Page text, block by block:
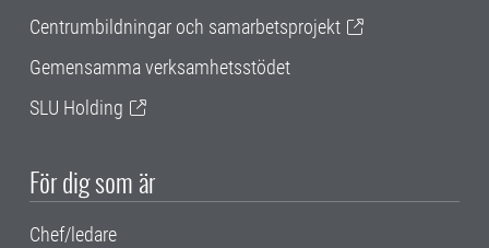
Centrumbildningar och samarbetsprojekt
Gemensamma verksamhetsstödet
SLU Holding
För dig som är
Chef/ledare